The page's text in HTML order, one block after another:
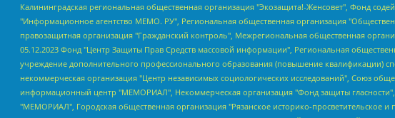
Калининградская региональная общественная организация "Экозащита!-Женсовет", Фонд содействия защите прав и свобод граждан "Общественный вердикт", Фонд "Институт Развития Свободы Информации", Частное учреждение "Информационное агентство МЕМО. РУ", Региональная общественная организация "Общественная комиссия по сохранению наследия академика Сахарова", Фонд поддержки свободы прессы, Санкт-Петербургская общественная правозащитная организация "Гражданский контроль", Межрегиональная общественная организация "Информационно-просветительский центр "Мемориал", Региональный Фонд "Центр Защиты Прав Средств Массовой Информации", с 05.12.2023 Фонд "Центр Защиты Прав Средств массовой информации", Региональная общественная благотворительная организация помощи беженцам и мигрантам "Гражданское содействие", Негосударственное образовательное учреждение дополнительного профессионального образования (повышение квалификации) специалистов "АКАДЕМИЯ ПО ПРАВАМ ЧЕЛОВЕКА", Свердловская региональная общественная организация "Сутяжник", Автономная некоммерческая организация "Центр независимых социологических исследований", Союз общественных объединений "Российский исследовательский центр по правам человека", Региональное общественное учреждение научно-информационный центр "МЕМОРИАЛ", Некоммерческая организация "Фонд защиты гласности", Автономная некоммерческая организация "Институт прав человека", Городская общественная организация "Екатеринбургское общество "МЕМОРИАЛ", Городская общественная организация "Рязанское историко-просветительское и правозащитное общество "Мемориал" (Рязанский Мемориал), Челябинский региональный орган общественной самодеятельности – женское общественное объединение "Женщины Евразии", Челябинский региональный орган общественной самодеятельности "Уральская правозащитная группа", Фонд содействия защите здоровья и социальной справедливости имени Андрея Рылькова, Автономная Некоммерческая Организация "Аналитический Центр Юрия Левады", Автономная некоммерческая организация социальной поддержки населения "Проект Апрель", Региональная общественная организация помощи женщинам и детям, находящимся в кризисной ситуации "Информационно-методический центр "Анна", Фонд содействия развитию массовых коммуникаций и правовому просвещению "Так-так-Так", Фонд содействия устойчивому развитию "Серебряная тайга", Свердловский региональный общественный фонд социальных проектов "Новое время", "Idel.Реалии", Кавказ.Реалии, Крым.Реалии, Телеканал Настоящее Время, Татаро-башкирская служба Радио Свобода (Azatliq Radiosi), Радио Свободная Европа/Радио Свобода (PCE/PC), "Сибирь.Реалии", "Фактограф", Благотворительный фонд помощи осужденным и их семьям, Автономная некоммерческая организация "Институт глобализации и социальных движений", Фонд "В защиту прав заключенных", Частное учреждение "Центр поддержки и содействия развитию средств массовой информации", Пензенский региональный общественный благотворительный фонд "Гражданский союз", "Север.Реалии", Некоммерческая организация Фонд "Правовая инициатива", Общество с ограниченной ответственностью "Радио Свободная Европа/Радио Свобода", Чешское информационное агентство "MEDIUM-ORIENT", Красноярская региональная общественная организация "Мы против СПИДа", Камалягин Денис Николаевич, Маркелов Сергей Евгеньевич, Пономарев Лев Александрович, Савицкая Людмила Алексеевна, Автономная некоммерческая организация "Центр по работе с проблемой насилия "НАСИЛИЮ.НЕТ", Межрегиональный профессиональный союз работников здравоохранения "Альянс врачей", Юридическое лицо, зарегистрированное в Латвийской Республике, SIA "Medusa Project" (регистрационный номер 40103797863, дата регистрации 10.06.2014), Некоммерческая организация "Фонд по борьбе с коррупцией", Автономная некоммерческая организация "Институт права и публичной политики", Баданин Роман Сергеевич, Гликин Максим Александрович, Железнова Мария Михайловна, Лукьянова Юлия Сергеевна, Маетная Елизавета Витальевна, Маняхин Петр Борисович, Чуракова Ольга Владимировна, Ярош Юлия Петровна, Юридическое лицо "The Insider SIA",